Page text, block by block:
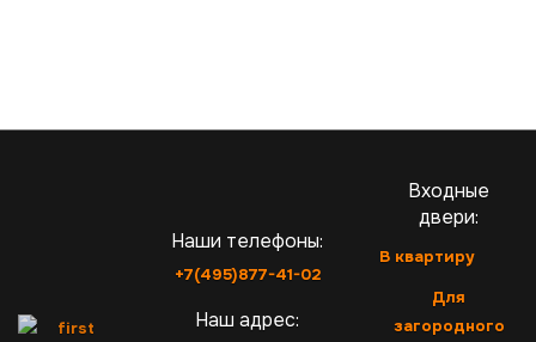
Наши телефоны:
+7(495)877-41-02
Наш адрес:
Входные
двери:
В квартиру
Для
загородного